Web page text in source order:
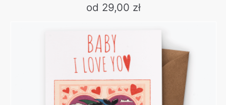
od 29,00 zł
product
has
multiple
variants.
The
options